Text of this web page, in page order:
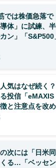
では株価急落で
体」に試練、
ン」「S&P500
人気はなぜ続く
投信「
と注意点を改め
次には「日米
る…「ベッセ